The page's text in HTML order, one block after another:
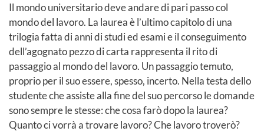
Il mondo universitario deve andare di pari passo col
mondo del lavoro. La laurea è l’ultimo capitolo di una
trilogia fatta di anni di studi ed esami e il conseguimento
dell’agognato pezzo di carta rappresenta il rito di
passaggio al mondo del lavoro. Un passaggio temuto,
proprio per il suo essere, spesso, incerto. Nella testa dello
studente che assiste alla fine del suo percorso le domande
sono sempre le stesse: che cosa farò dopo la laurea?
Quanto ci vorrà a trovare lavoro? Che lavoro troverò?